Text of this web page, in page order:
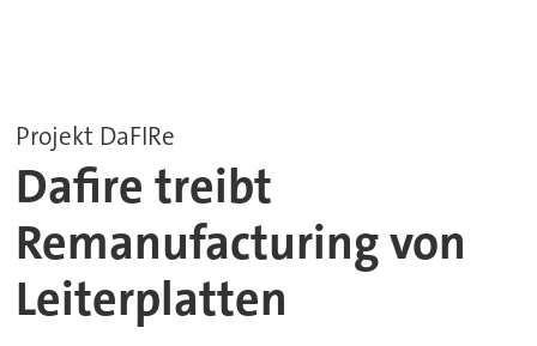
Projekt DaFIRe
Dafire treibt
Remanufacturing von
Leiterplatten